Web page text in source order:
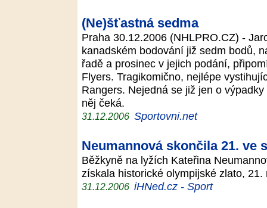
(Ne)šťastná sedma
Praha 30.12.2006 (NHLPRO.CZ) -
kanadském bodování již sedm bodů,
řadě a prosinec v jejich podání,
Flyers. Tragikomično, nejlépe
Rangers. Nejedná se již jen o
něj čeká.
31.12.2006 Sportovni.net
Neumannová skončila 21. ve
Běžkyně na lyžích Kateřina
získala historické olympijské zlato,
31.12.2006 iHNed.cz - Sport